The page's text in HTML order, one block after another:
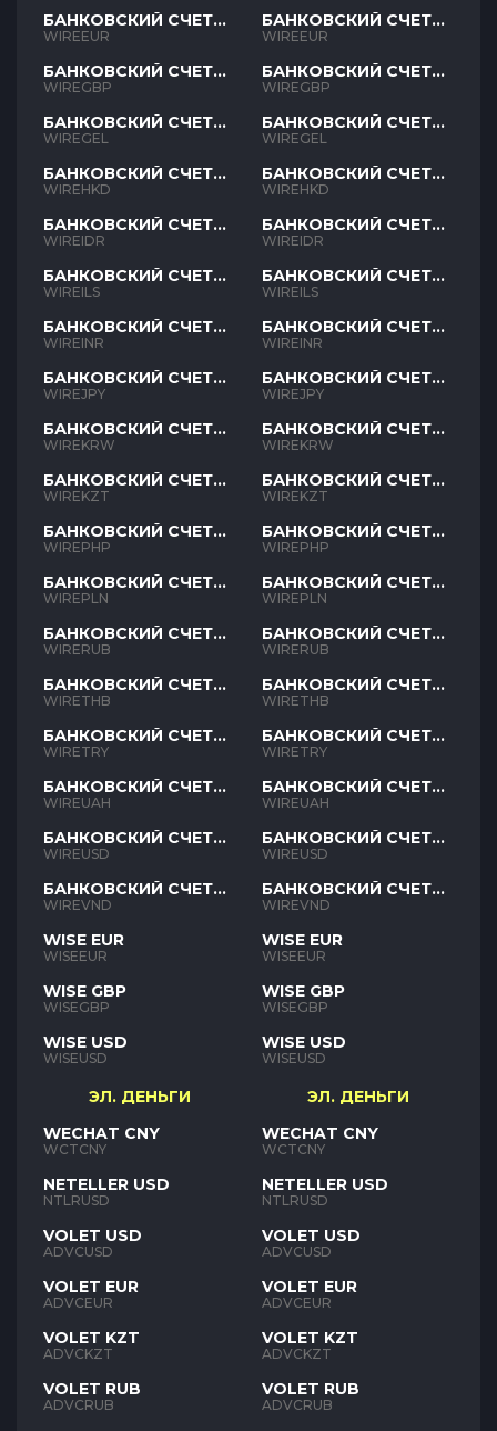
БАНКОВСКИЙ СЧЕТ
EUR
WIREEUR
БАНКОВСКИЙ СЧЕТ
GBP
WIREGBP
БАНКОВСКИЙ СЧЕТ
GEL
WIREGEL
БАНКОВСКИЙ СЧЕТ
HKD
WIREHKD
БАНКОВСКИЙ СЧЕТ
IDR
WIREIDR
БАНКОВСКИЙ СЧЕТ
ILS
WIREILS
БАНКОВСКИЙ СЧЕТ
INR
WIREINR
БАНКОВСКИЙ СЧЕТ
JPY
WIREJPY
БАНКОВСКИЙ СЧЕТ
KRW
WIREKRW
БАНКОВСКИЙ СЧЕТ
KZT
WIREKZT
БАНКОВСКИЙ СЧЕТ
PHP
WIREPHP
БАНКОВСКИЙ СЧЕТ
PLN
WIREPLN
БАНКОВСКИЙ СЧЕТ
RUB
WIRERUB
БАНКОВСКИЙ СЧЕТ
THB
WIRETHB
БАНКОВСКИЙ СЧЕТ
TRY
WIRETRY
БАНКОВСКИЙ СЧЕТ
UAH
WIREUAH
БАНКОВСКИЙ СЧЕТ
USD
WIREUSD
БАНКОВСКИЙ СЧЕТ
VND
WIREVND
WISE EUR
WISEEUR
WISE GBP
WISEGBP
WISE USD
WISEUSD
ЭЛ. ДЕНЬГИ
WECHAT CNY
WCTCNY
NETELLER USD
NTLRUSD
VOLET USD
ADVCUSD
VOLET EUR
ADVCEUR
VOLET KZT
ADVCKZT
VOLET RUB
ADVCRUB
БАНКОВСКИЙ СЧЕТ
EUR
WIREEUR
БАНКОВСКИЙ СЧЕТ
GBP
WIREGBP
БАНКОВСКИЙ СЧЕТ
GEL
WIREGEL
БАНКОВСКИЙ СЧЕТ
HKD
WIREHKD
БАНКОВСКИЙ СЧЕТ
IDR
WIREIDR
БАНКОВСКИЙ СЧЕТ
ILS
WIREILS
БАНКОВСКИЙ СЧЕТ
INR
WIREINR
БАНКОВСКИЙ СЧЕТ
JPY
WIREJPY
БАНКОВСКИЙ СЧЕТ
KRW
WIREKRW
БАНКОВСКИЙ СЧЕТ
KZT
WIREKZT
БАНКОВСКИЙ СЧЕТ
PHP
WIREPHP
БАНКОВСКИЙ СЧЕТ
PLN
WIREPLN
БАНКОВСКИЙ СЧЕТ
RUB
WIRERUB
БАНКОВСКИЙ СЧЕТ
THB
WIRETHB
БАНКОВСКИЙ СЧЕТ
TRY
WIRETRY
БАНКОВСКИЙ СЧЕТ
UAH
WIREUAH
БАНКОВСКИЙ СЧЕТ
USD
WIREUSD
БАНКОВСКИЙ СЧЕТ
VND
WIREVND
WISE EUR
WISEEUR
WISE GBP
WISEGBP
WISE USD
WISEUSD
ЭЛ. ДЕНЬГИ
WECHAT CNY
WCTCNY
NETELLER USD
NTLRUSD
VOLET USD
ADVCUSD
VOLET EUR
ADVCEUR
VOLET KZT
ADVCKZT
VOLET RUB
ADVCRUB